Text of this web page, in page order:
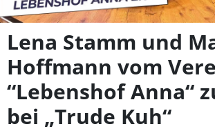
Lena Stamm und
Hoffmann vom
“Lebenshof Anna“
bei „Trude Kuh“